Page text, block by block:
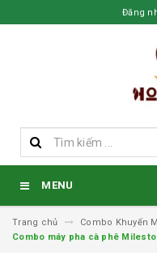
Đăng
MENU
Trang chủ
Combo Khuyến
Combo máy pha cà phê